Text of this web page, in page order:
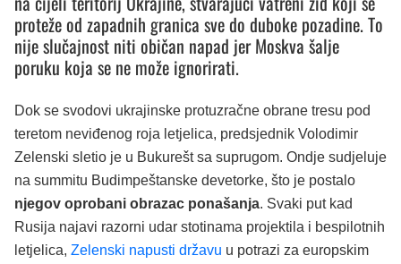
proteže od zapadnih granica sve do duboke pozadine. To
nije slučajnost niti običan napad jer Moskva šalje
poruku koja se ne može ignorirati.
Dok se svodovi ukrajinske protuzračne obrane tresu pod
teretom neviđenog roja letjelica, predsjednik Volodimir
Zelenski sletio je u Bukurešt sa suprugom. Ondje sudjeluje
na summitu Budimpeštanske devetorke, što je postalo
njegov oprobani obrazac ponašanja. Svaki put kad
Rusija najavi razorni udar stotinama projektila i bespilotnih
letjelica, Zelenski napusti državu u potrazi za europskim